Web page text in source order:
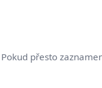
přesto